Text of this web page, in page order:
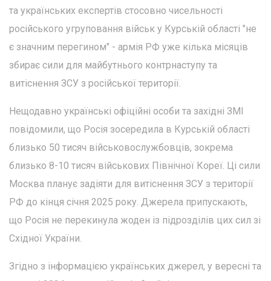
та українських експертів стосовно чисельності
російського угруповання військ у Курській області "не
є значним перегином" - армія РФ уже кілька місяців
збирає сили для майбутнього контрнаступу та
витіснення ЗСУ з російської території.
Нещодавно українські офіційні особи та західні ЗМІ
повідомили, що Росія зосередила в Курській області
близько 50 тисяч військовослужбовців, зокрема
близько 8-10 тисяч військових Північної Кореї. Ці сили
Москва планує задіяти для витіснення ЗСУ з території
РФ до кінця січня 2025 року. Джерела припускають,
що Росія не перекинула жоден із підрозділів цих сил зі
Східної України.
Згідно з інформацією українських джерел, у вересні та